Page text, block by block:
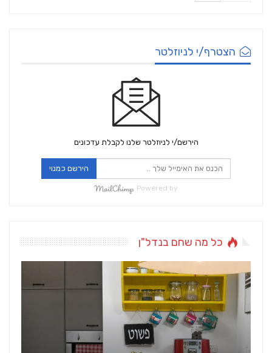
הצטרף/י לניוזלטר
הירשם/י לניוזלטר שלנו לקבלת עדכונים
הירשם כמנוי
Powered by
כל מה שחם בנדל"ן